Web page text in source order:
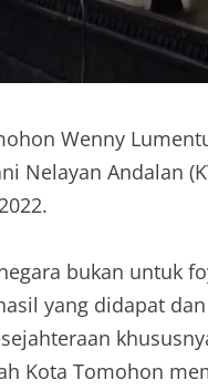
Wenny
Nelayan Andalan
bukan untuk
yang didapat
Kota Tomohon